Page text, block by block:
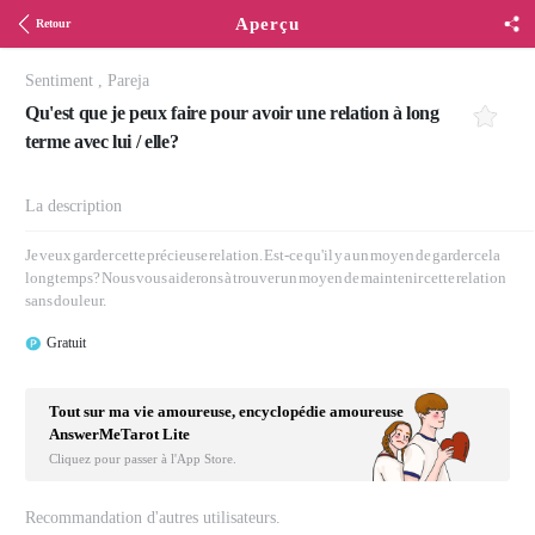
Retour Aperçu
Sentiment , Pareja
Qu'est que je peux faire pour avoir une relation à long
terme avec lui / elle?
La description
Je veux garder cette précieuse relation. Est-ce qu'il y a un moyen de garder cela
longtemps? Nous vous aiderons à trouver un moyen de maintenir cette relation
sans douleur.
Gratuit
Tout sur ma vie amoureuse, encyclopédie amoureuse
AnswerMeTarot Lite
Cliquez pour passer à l'App Store.
Recommandation d'autres utilisateurs.